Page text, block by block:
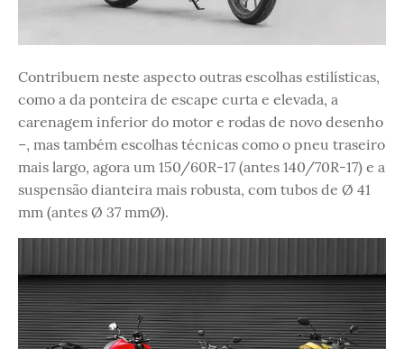
Contribuem neste aspecto outras escolhas estilísticas,
como a da ponteira de escape curta e elevada, a
carenagem inferior do motor e rodas de novo desenho
–, mas também escolhas técnicas como o pneu traseiro
mais largo, agora um 150/60R-17 (antes 140/70R-17) e a
suspensão dianteira mais robusta, com tubos de Ø 41
mm (antes Ø 37 mmØ).